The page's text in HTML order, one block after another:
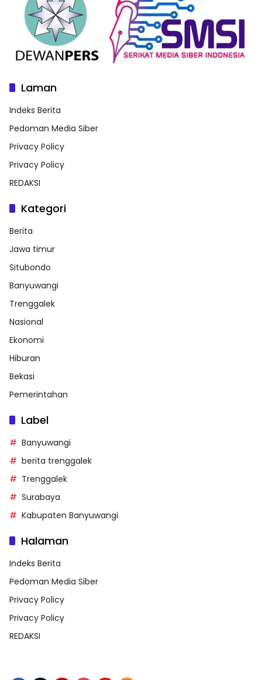
Laman
Indeks Berita
Pedoman Media Siber
Privacy Policy
Privacy Policy
REDAKSI
Kategori
Berita
Jawa timur
Situbondo
Banyuwangi
Trenggalek
Nasional
Ekonomi
Hiburan
Bekasi
Pemerintahan
Label
Banyuwangi
berita trenggalek
Trenggalek
Surabaya
Kabupaten Banyuwangi
Halaman
Indeks Berita
Pedoman Media Siber
Privacy Policy
Privacy Policy
REDAKSI